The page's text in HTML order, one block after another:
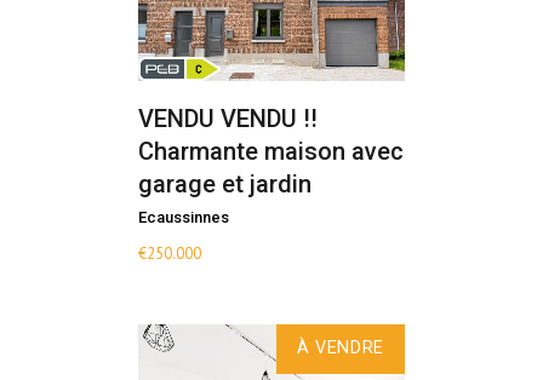
VENDU VENDU !!
Charmante maison avec
garage et jardin
Ecaussinnes
€250.000
À VENDRE